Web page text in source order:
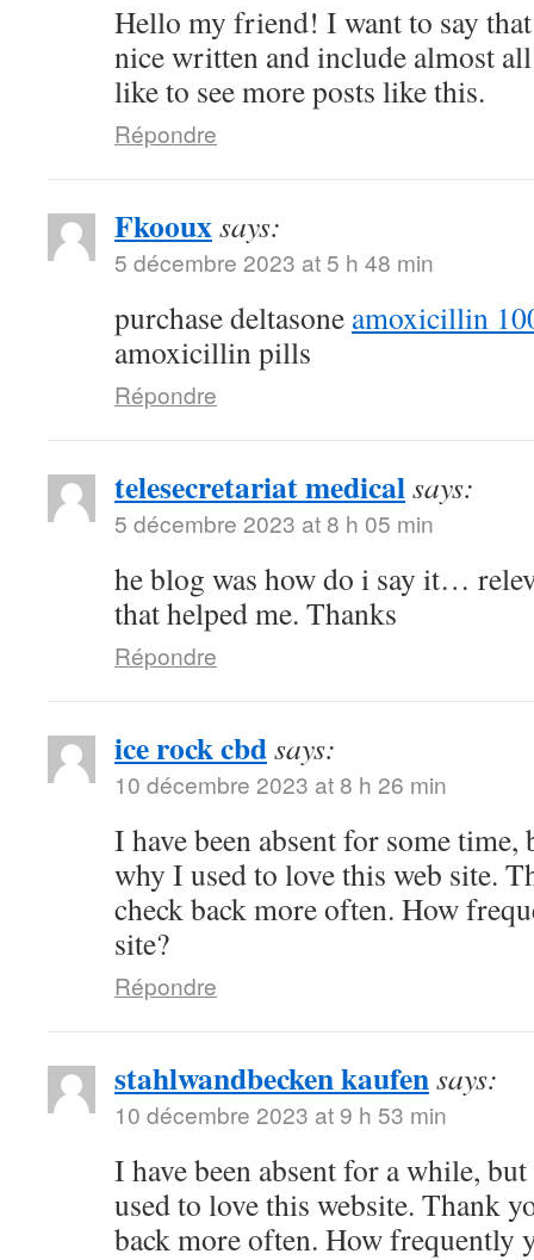
Hello my friend! I want to say
nice written and include almost
like to see more posts like this.
Répondre
Fkoouxsays:
5 décembre 2023 at 5 h 48 min
purchase deltasone amoxicillin
amoxicillin pills
Répondre
telesecretariat medicalsays:
5 décembre 2023 at 8 h 05 min
he blog was how do i say it…
that helped me. Thanks
Répondre
ice rock cbdsays:
10 décembre 2023 at 8 h 26 min
I have been absent for some
why I used to love this web site.
check back more often. How
site?
Répondre
stahlwandbecken kaufensays:
10 décembre 2023 at 9 h 53 min
I have been absent for a while,
used to love this website. Thank
back more often. How frequently